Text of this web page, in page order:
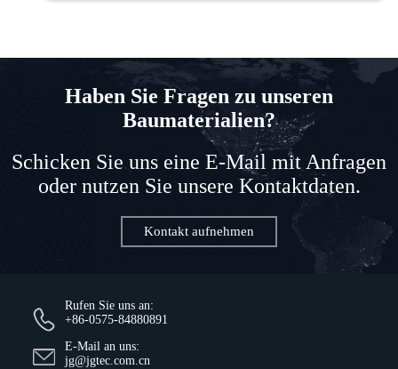
Haben Sie Fragen zu unseren
Baumaterialien?
Schicken Sie uns eine E-Mail mit Anfragen
oder nutzen Sie unsere Kontaktdaten.
Kontakt aufnehmen
Rufen Sie uns an:
+86-0575-84880891
E-Mail an uns:
jg@jgtec.com.cn